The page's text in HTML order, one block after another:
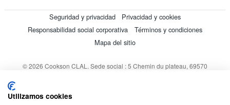
Seguridad y privacidad
Privacidad y cookies
Responsabilidad social corporativa
Términos y condiciones
Mapa del sitio
© 2026 Cookson CLAL. Sede social : 5 Chemin du plateau, 69570
Utilizamos cookies